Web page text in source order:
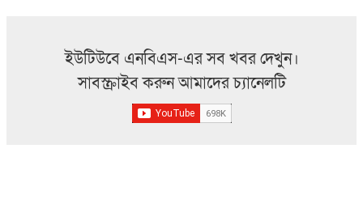
ইউটিউবে এনবিএস-এর সব খবর দেখুন।
সাবস্ক্রাইব করুন আমাদের চ্যানেলটি